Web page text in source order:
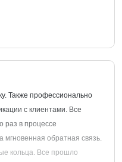
Также профессионально
с клиентами. Все
раз в процессе
мгновенная обратная связь.
кольца. Все прошло